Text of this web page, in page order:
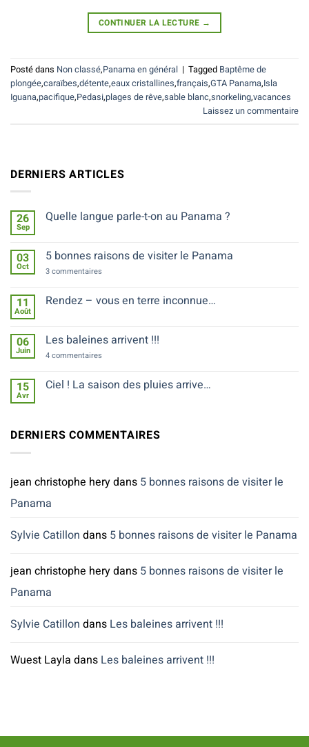
CONTINUER LA LECTURE →
Posté dans Non classé,Panama en général | Tagged Baptême de
plongée,caraïbes,détente,eaux cristallines,français,GTA Panama,Isla
Iguana,pacifique,Pedasi,plages de rêve,sable blanc,snorkeling,vacances
Laissez un commentaire
DERNIERS ARTICLES
26
Sep
Quelle langue parle-t-on au Panama ?
sur
Quelle
langue
parle-
on
au
03
Oct
5 bonnes raisons de visiter le Panama
3 commentairessur
raisons
de
Panama
11
Août
Rendez – vous en terre inconnue…
sur
Rendez
–
vous
terre
inconnue…
06
Juin
Les baleines arrivent !!!
4 commentairessur
arrivent
!!!
15
Avr
Ciel ! La saison des pluies arrive…
arrive…
DERNIERS COMMENTAIRES
jean christophe herydans 5 bonnes raisons de visiter le
Panama
Sylvie Catillon dans 5 bonnes raisons de visiter le Panama
jean christophe herydans 5 bonnes raisons de visiter le
Panama
Sylvie Catillon dans Les baleines arrivent !!!
Wuest Layla dans Les baleines arrivent !!!